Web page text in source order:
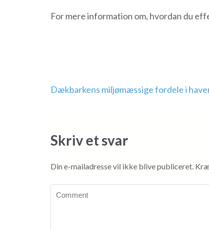
For mere information om, hvordan du
Indlægsnavigation
Dækbarkens miljømæssige fordele i
Skriv et svar
Din e-mailadresse vil ikke blive publiceret.